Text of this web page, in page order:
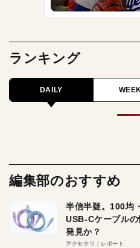
ランキング
DAILY
編集部のおすすめ
半信半疑。100均
USB-Cケーブル
発見か？
アクセサリ レポート